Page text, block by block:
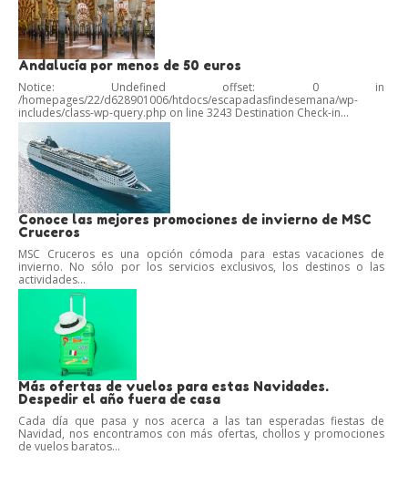
Andalucía por menos de 50 euros
Notice: Undefined offset: 0 in
/homepages/22/d628901006/htdocs/escapadasfindesemana/wp-
includes/class-wp-query.php on line 3243 Destination Check-in...
Conoce las mejores promociones de invierno de MSC
Cruceros
MSC Cruceros es una opción cómoda para estas vacaciones de
invierno. No sólo por los servicios exclusivos, los destinos o las
actividades...
Más ofertas de vuelos para estas Navidades.
Despedir el año fuera de casa
Cada día que pasa y nos acerca a las tan esperadas fiestas de
Navidad, nos encontramos con más ofertas, chollos y promociones
de vuelos baratos...